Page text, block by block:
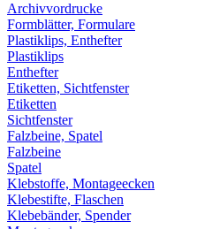
Archivvordrucke
Formblätter, Formulare
Plastiklips, Enthefter
Plastiklips
Enthefter
Etiketten, Sichtfenster
Etiketten
Sichtfenster
Falzbeine, Spatel
Falzbeine
Spatel
Klebstoffe, Montageecken
Klebestifte, Flaschen
Klebebänder, Spender